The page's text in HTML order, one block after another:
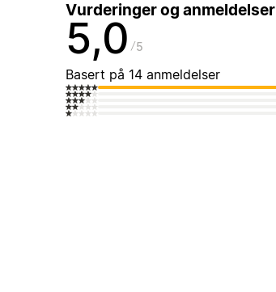
Vurderinger og anmeldelser
5,0 5
Basert på 14 anmeldelser